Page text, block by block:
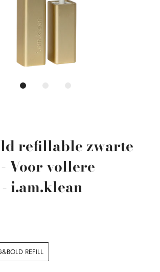
refillable zwarte
Voor vollere
i.am.klean
REFILL